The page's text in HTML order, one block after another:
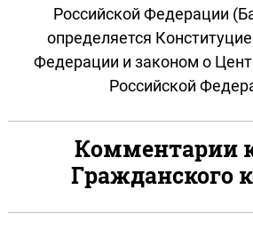
Российской Федерации
определяется
Федерации и законом о
Российской
Комментарии
Гражданского